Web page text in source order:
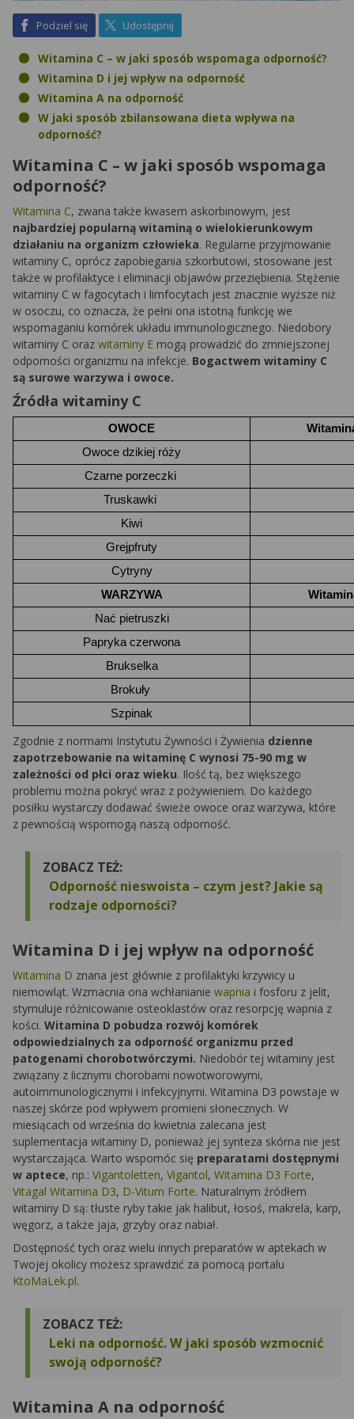
Podziel sięna FacebookUdostępnij
Witamina C – w jaki sposób wspomaga odporność?
Witamina D i jej wpływ na odporność
Witamina A na odporność
W jaki sposób zbilansowana dieta wpływa na
odporność?
Witamina C – w jaki sposób wspomaga
odporność?
Witamina C, zwana także kwasem askorbinowym, jest
najbardziej popularną witaminą o wielokierunkowym
działaniu na organizm człowieka. Regularne przyjmowanie
witaminy C, oprócz zapobiegania szkorbutowi, stosowane jest
także w profilaktyce i eliminacji objawów przeziębienia. Stężenie
witaminy C w fagocytach i limfocytach jest znacznie wyższe niż
w osoczu, co oznacza, że pełni ona istotną funkcję we
wspomaganiu komórek układu immunologicznego. Niedobory
witaminy C oraz witaminy E mogą prowadzić do zmniejszonej
odporności organizmu na infekcje. Bogactwem witaminy C
są surowe warzywa i owoce.
Źródła witaminy C
OWOCE
Owoce dzikiej róży
Czarne porzeczki
Truskawki
Kiwi
Grejpfruty
Cytryny
WARZYWA
Nać pietruszki
Papryka czerwona
Brukselka
Brokuły
Szpinak
Zgodnie z normami Instytutu Żywności i Żywienia dzienne
zapotrzebowanie na witaminę C wynosi 75-90 mg w
zależności od płci oraz wieku. Ilość tą, bez większego
problemu można pokryć wraz z pożywieniem. Do każdego
posiłku wystarczy dodawać świeże owoce oraz warzywa, które
z pewnością wspomogą naszą odporność.
ZOBACZ TEŻ:
Odporność nieswoista – czym jest? Jakie są
rodzaje odporności?
Witamina D i jej wpływ na odporność
Witamina D znana jest głównie z profilaktyki krzywicy u
niemowląt. Wzmacnia ona wchłanianie wapnia i fosforu z jelit,
stymuluje różnicowanie osteoklastów oraz resorpcję wapnia z
kości. Witamina D pobudza rozwój komórek
odpowiedzialnych za odporność organizmu przed
patogenami chorobotwórczymi. Niedobór tej witaminy jest
związany z licznymi chorobami nowotworowymi,
autoimmunologicznymi i infekcyjnymi. Witamina D3 powstaje w
naszej skórze pod wpływem promieni słonecznych. W
miesiącach od września do kwietnia zalecana jest
suplementacja witaminy D, ponieważ jej synteza skórna nie jest
wystarczająca. Warto wspomóc się preparatami dostępnymi
w aptece, np.: Vigantoletten, Vigantol, Witamina D3 Forte,
Vitagal Witamina D3, D-Vitum Forte. Naturalnym źródłem
witaminy D są: tłuste ryby takie jak halibut, łosoś, makrela, karp,
węgorz, a także jaja, grzyby oraz nabiał.
Dostępność tych oraz wielu innych preparatów w aptekach w
Twojej okolicy możesz sprawdzić za pomocą portalu
KtoMaLek.pl.
ZOBACZ TEŻ:
Leki na odporność. W jaki sposób wzmocnić
swoją odporność?
Witamina A na odporność